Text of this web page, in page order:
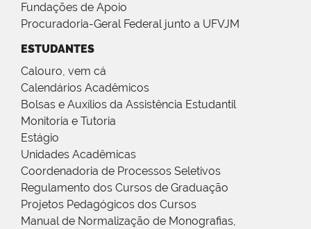
Fundações de Apoio
Procuradoria-Geral Federal junto a UFVJM
ESTUDANTES
Calouro, vem cá
Calendários Acadêmicos
Bolsas e Auxílios da Assistência Estudantil
Monitoria e Tutoria
Estágio
Unidades Acadêmicas
Coordenadoria de Processos Seletivos
Regulamento dos Cursos de Graduação
Projetos Pedagógicos dos Cursos
Manual de Normalização de Monografias,